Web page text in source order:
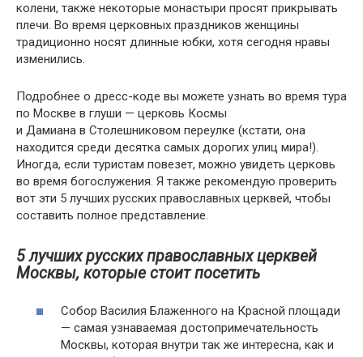
колени, также некоторые монастыри просят прикрывать
плечи. Во время церковных праздников женщины
традиционно носят длинные юбки, хотя сегодня нравы
изменились.
Подробнее о дресс-коде вы можете узнать во время тура
по Москве в глуши — церковь Космы
и Дамиана в Столешниковом переулке (кстати, она
находится среди десятка самых дорогих улиц мира!).
Иногда, если туристам повезет, можно увидеть церковь
во время богослужения. Я также рекомендую проверить
вот эти 5 лучших русских православных церквей, чтобы
составить полное представление.
5 лучших русских православных церквей
Москвы, которые стоит посетить
Собор Василия Блаженного на Красной площади
— самая узнаваемая достопримечательность
Москвы, которая внутри так же интересна, как и